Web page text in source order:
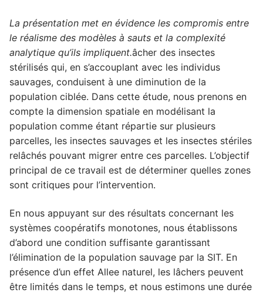
La présentation met en évidence les compromis entre
le réalisme des modèles à sauts et la complexité
analytique qu’ils impliquent.âcher des insectes
stérilisés qui, en s’accouplant avec les individus
sauvages, conduisent à une diminution de la
population ciblée. Dans cette étude, nous prenons en
compte la dimension spatiale en modélisant la
population comme étant répartie sur plusieurs
parcelles, les insectes sauvages et les insectes stériles
relâchés pouvant migrer entre ces parcelles. L’objectif
principal de ce travail est de déterminer quelles zones
sont critiques pour l’intervention.
En nous appuyant sur des résultats concernant les
systèmes coopératifs monotones, nous établissons
d’abord une condition suffisante garantissant
l’élimination de la population sauvage par la SIT. En
présence d’un effet Allee naturel, les lâchers peuvent
être limités dans le temps, et nous estimons une durée